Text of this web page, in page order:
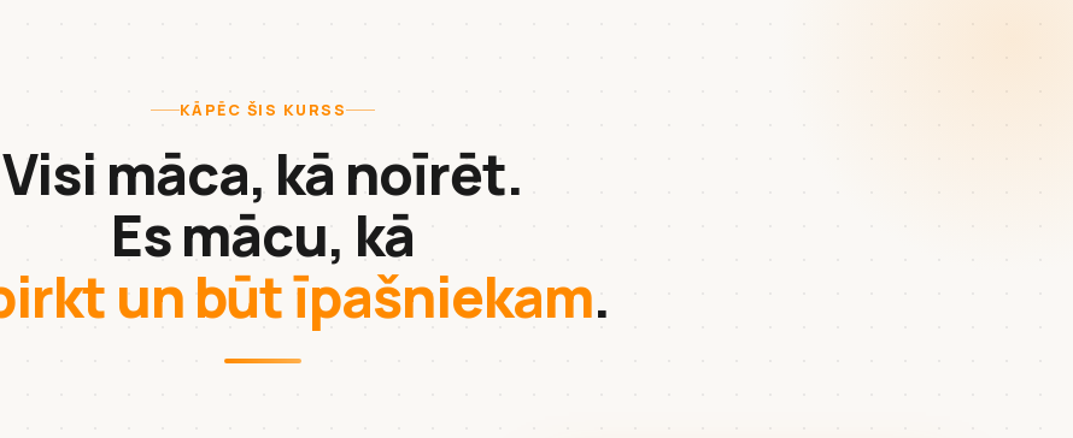
KĀPĒC ŠIS KURSS
Visi māca, kā noīrēt.
Es mācu, kā
un būt īpašniekam.